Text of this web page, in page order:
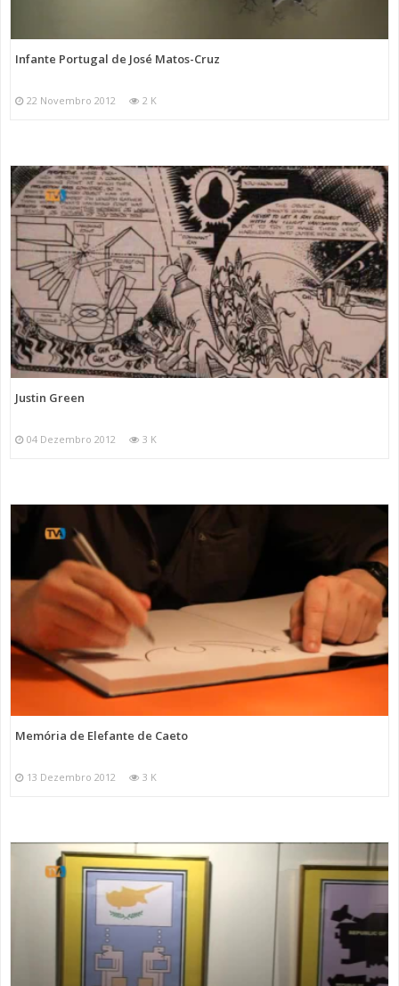
Infante Portugal de José Matos-Cruz
22 Novembro 2012 2 K
Justin Green
04 Dezembro 2012 3 K
Memória de Elefante de Caeto
13 Dezembro 2012 3 K